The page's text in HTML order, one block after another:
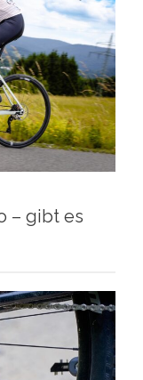
– gibt es